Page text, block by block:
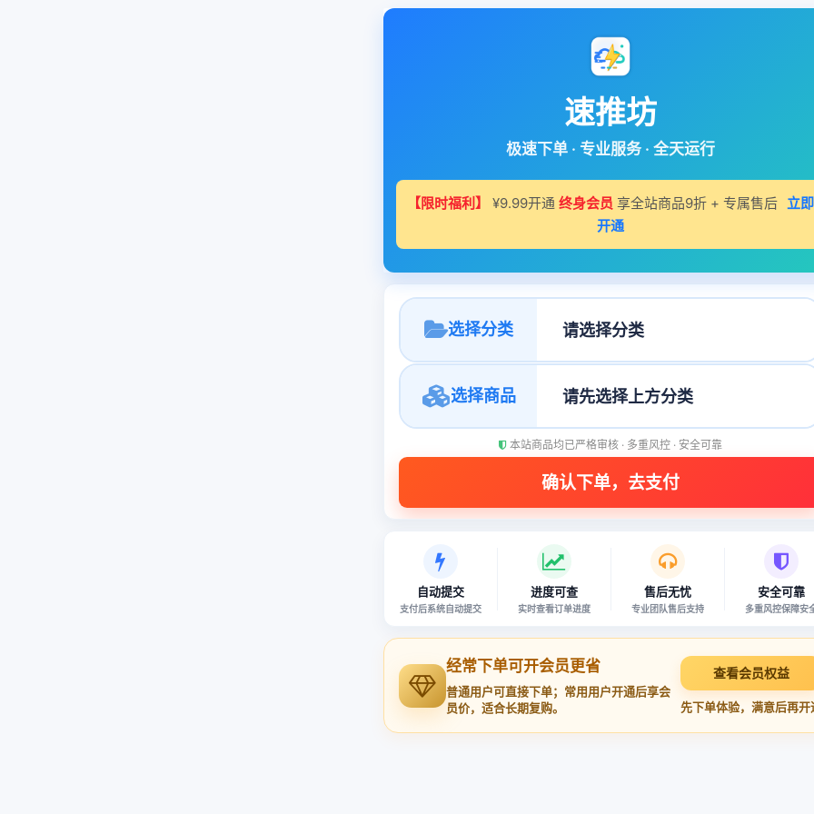
速推坊
极速下单 · 专业服务 · 全天运行
【限时福利】 ¥9.99开通 终身会员 享全站商品9折 + 专属售后 立即
开通
选择分类
选择商品
本站商品均已严格审核 · 多重风控 · 安全可靠
自动提交
支付后系统自动提交
进度可查
实时查看订单进度
售后无忧
专业团队售后支持
安全可靠
多重风控保障安
经常下单可开会员更省
普通用户可直接下单；常用用户开通后享会
员价，适合长期复购。
查看会员权益
先下单体验，满意后再开